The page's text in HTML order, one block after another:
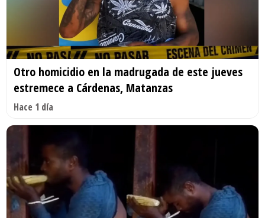
Otro homicidio en la madrugada de este jueves
estremece a Cárdenas, Matanzas
Hace 1 día